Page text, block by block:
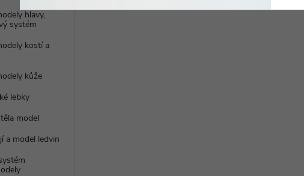
hlavy,
systém
kostí a
kůže
lebky
model
a model ledvin